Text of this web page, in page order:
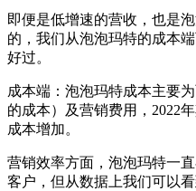
即便是低增速的营收，也是
的，我们从泡泡玛特的成本
好过。
成本端：泡泡玛特成本主要
的成本）及营销费用，2022
成本增加。
营销效率方面，泡泡玛特一
客户，但从数据上我们可以